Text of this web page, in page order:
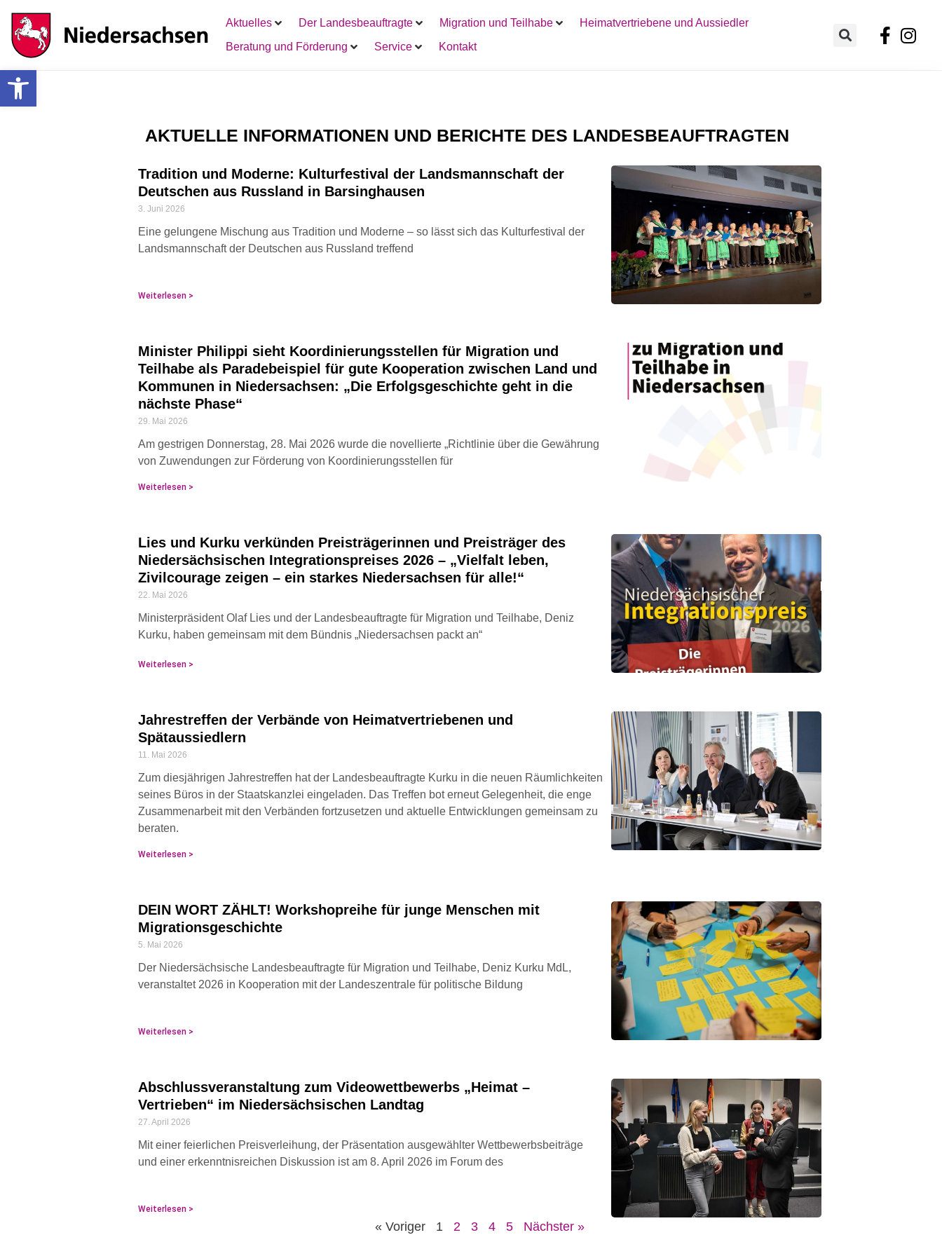
Werkzeugleiste öffnen
Aktuelles Der Landesbeauftragte Migration und Teilhabe
Heimatvertriebene und Aussiedler
Beratung und Förderung
Service Kontakt
AKTUELLE INFORMATIONEN UND BERICHTE DES LANDESBEAUFTRAGTEN
Tradition und Moderne: Kulturfestival der Landsmannschaft der
Deutschen aus Russland in Barsinghausen
3. Juni 2026
Eine gelungene Mischung aus Tradition und Moderne – so lässt sich das Kulturfestival der
Landsmannschaft der Deutschen aus Russland treffend
Weiterlesen >
Minister Philippi sieht Koordinierungsstellen für Migration und
Teilhabe als Paradebeispiel für gute Kooperation zwischen Land und
Kommunen in Niedersachsen: „Die Erfolgsgeschichte geht in die
nächste Phase“
29. Mai 2026
Am gestrigen Donnerstag, 28. Mai 2026 wurde die novellierte „Richtlinie über die Gewährung
von Zuwendungen zur Förderung von Koordinierungsstellen für
Weiterlesen >
Lies und Kurku verkünden Preisträgerinnen und Preisträger des
Niedersächsischen Integrationspreises 2026 – „Vielfalt leben,
Zivilcourage zeigen – ein starkes Niedersachsen für alle!“
22. Mai 2026
Ministerpräsident Olaf Lies und der Landesbeauftragte für Migration und Teilhabe, Deniz
Kurku, haben gemeinsam mit dem Bündnis „Niedersachsen packt an“
Weiterlesen >
Jahrestreffen der Verbände von Heimatvertriebenen und
Spätaussiedlern
11. Mai 2026
Zum diesjährigen Jahrestreffen hat der Landesbeauftragte Kurku in die neuen Räumlichkeiten
seines Büros in der Staatskanzlei eingeladen. Das Treffen bot erneut Gelegenheit, die enge
Zusammenarbeit mit den Verbänden fortzusetzen und aktuelle Entwicklungen gemeinsam zu
beraten.
Weiterlesen >
DEIN WORT ZÄHLT! Workshopreihe für junge Menschen mit
Migrationsgeschichte
5. Mai 2026
Der Niedersächsische Landesbeauftragte für Migration und Teilhabe, Deniz Kurku MdL,
veranstaltet 2026 in Kooperation mit der Landeszentrale für politische Bildung
Weiterlesen >
Abschlussveranstaltung zum Videowettbewerbs „Heimat –
Vertrieben“ im Niedersächsischen Landtag
27. April 2026
Mit einer feierlichen Preisverleihung, der Präsentation ausgewählter Wettbewerbsbeiträge
und einer erkenntnisreichen Diskussion ist am 8. April 2026 im Forum des
Weiterlesen >
« Voriger 1 2 3 4 5 Nächster »